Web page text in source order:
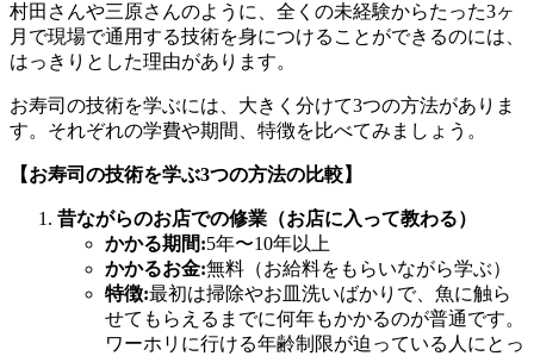
村田さんや三原さんのように、全くの未経験からたった3ヶ
月で現場で通用する技術を身につけることができるのには、
はっきりとした理由があります。
お寿司の技術を学ぶには、大きく分けて3つの方法がありま
す。それぞれの学費や期間、特徴を比べてみましょう。
【お寿司の技術を学ぶ3つの方法の比較】
昔ながらのお店での修業（お店に入って教わる）
かかる期間:5年〜10年以上
かかるお金:無料（お給料をもらいながら学ぶ）
特徴:最初は掃除やお皿洗いばかりで、魚に触ら
せてもらえるまでに何年もかかるのが普通です。
ワーホリに行ける年齢制限が迫っている人にとっ